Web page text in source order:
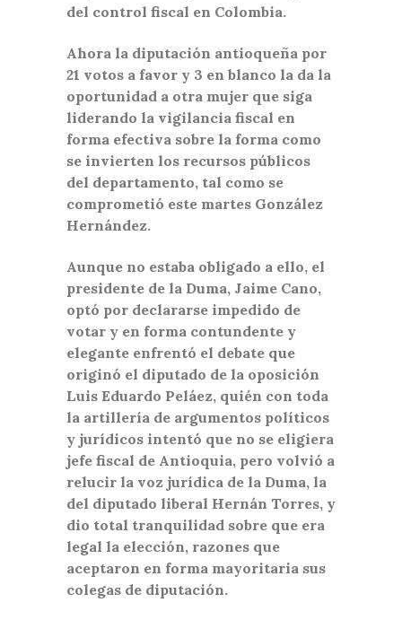
del control fiscal en Colombia.
Ahora la diputación antioqueña por
21 votos a favor y 3 en blanco la da la
oportunidad a otra mujer que siga
liderando la vigilancia fiscal en
forma efectiva sobre la forma como
se invierten los recursos públicos
del departamento, tal como se
comprometió este martes González
Hernández.
Aunque no estaba obligado a ello, el
presidente de la Duma, Jaime Cano,
optó por declararse impedido de
votar y en forma contundente y
elegante enfrentó el debate que
originó el diputado de la oposición
Luis Eduardo Peláez, quién con toda
la artillería de argumentos políticos
y jurídicos intentó que no se eligiera
jefe fiscal de Antioquia, pero volvió a
relucir la voz jurídica de la Duma, la
del diputado liberal Hernán Torres, y
dio total tranquilidad sobre que era
legal la elección, razones que
aceptaron en forma mayoritaria sus
colegas de diputación.